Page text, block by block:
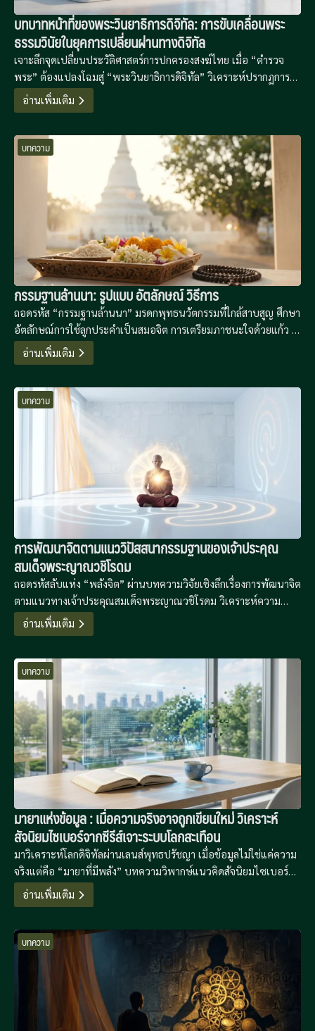
บทบาทหน้าที่ของพระวินยาธิการดิจิทัล: การขับเคลื่อนพระ
ธรรมวินัยในยุคการเปลี่ยนผ่านทางดิจิทัล
เจาะลึกจุดเปลี่ยนประวัติศาสตร์การปกครองสงฆ์ไทย เมื่อ “ตำรวจ
พระ” ต้องแปลงโฉมสู่ “พระวินยาธิการดิจิทัล” วิเคราะห์ปรากฏการณ์
“โลกวัชชะดิจิทัล” และโมเดลการจัดการวินัยแบบไฮบริดที่ใช้ AI และ
นิติวิทยาศาสตร์ไซเบอร์มาพิทักษ์พระธรรมวินัยในยุค Metaverse
อ่านเพิ่มเติม
บทความ
กรรมฐานล้านนา: รูปแบบ อัตลักษณ์ วิธีการ
ถอดรหัส “กรรมฐานล้านนา” มรดกพุทธนวัตกรรมที่ใกล้สาบสูญ ศึกษา
อัตลักษณ์การใช้ลูกประคำเป็นสมอจิต การเตรียมภาชนะใจด้วยแก้ว 5
โกฐาก และลำดับการปฏิบัติที่เน้นการสร้างปีติจากฐานความดี เพื่อ
ขจัดอกุศลธรรม 14 ประการอย่างเป็นระบบ
อ่านเพิ่มเติม
บทความ
การพัฒนาจิตตามแนววิปัสสนากรรมฐานของเจ้าประคุณ
สมเด็จพระญาณวชิโรดม
ถอดรหัสลับแห่ง “พลังจิต” ผ่านบทความวิจัยเชิงลึกเรื่องการพัฒนาจิต
ตามแนวทางเจ้าประคุณสมเด็จพระญาณวชิโรดม วิเคราะห์ความ
เชื่อมโยงระหว่างสมถะและวิปัสสนา พร้อมสูตรสำเร็จ 30/30 ที่เปลี่ยน
การปฏิบัติที่ยุ่งยากให้เป็นเรื่องง่ายในชีวิตประจำวัน
อ่านเพิ่มเติม
บทความ
มายาแห่งข้อมูล : เมื่อความจริงอาจถูกเขียนใหม่ วิเคราะห์
สัจนิยมไซเบอร์จากซีรีส์เจาะระบบโลกสะเทือน
มาวิเคราะห์โลกดิจิทัลผ่านเลนส์พุทธปรัชญา เมื่อข้อมูลไม่ใช่แค่ความ
จริงแต่คือ “มายาที่มีพลัง” บทความวิพากษ์แนวคิดสัจนิยมไซเบอร์
จากซีรีส์ Zero Day ที่จะเปลี่ยนวิธีมอง “ตัวตนออนไลน์” ของคุณไป
ตลอดกาล
อ่านเพิ่มเติม
บทความ